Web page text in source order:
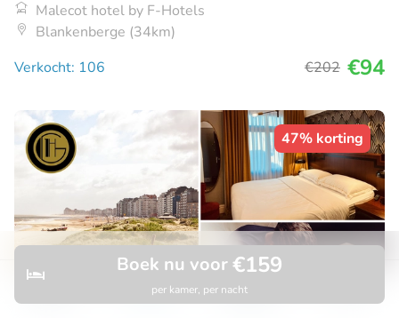
Zoeken Boekingen
Boek nu voor€159
per kamer, per nacht
Malecot hotel by F-Hotels
Blankenberge (34km)
Verkocht: 106
€202 €94
47% korting